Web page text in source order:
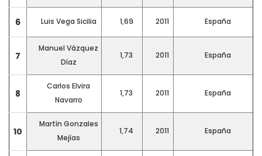
6 Luis Vega Sicilia 1,69 2011 España
7
Manuel Vázquez
Díaz
1,73 2011 España
8
Carlos Elvira
Navarro
1,73 2011 España
10
Martín Gonzales
Mejías
1,74 2011 España